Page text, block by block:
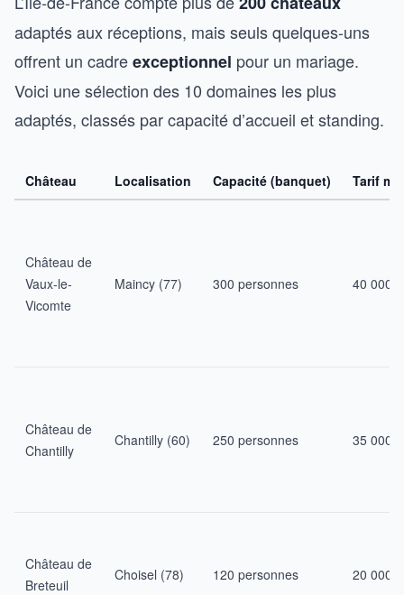
adaptés aux réceptions, mais seuls quelques-uns
offrent un cadreexceptionnel pour un mariage.
Voici une sélection des 10 domaines les plus
adaptés, classés par capacité d’accueil et standing.
Château Localisation Capacité (banquet) Tarif
Château de
Vaux-le-
Vicomte
Maincy (77) 300 personnes 40 000
Château de
Chantilly
Chantilly (60) 250 personnes 35 000
Château de
Breteuil
Choisel (78) 120 personnes 20 000